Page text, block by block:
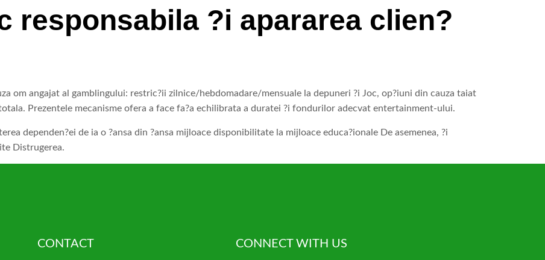
responsabila ?i apararea clien?
om angajat al gamblingului: restric?ii zilnice/hebdomadare/mensuale la depuneri ?i Joc, op?iuni din cauza taiat
Prezentele mecanisme ofera a face fa?a echilibrata a duratei ?i fondurilor adecvat entertainment-ului.
dependen?ei de ia o ?ansa din ?ansa mijloace disponibilitate la mijloace educa?ionale De asemenea, ?i
Distrugerea.
CONTACT CONNECT WITH US